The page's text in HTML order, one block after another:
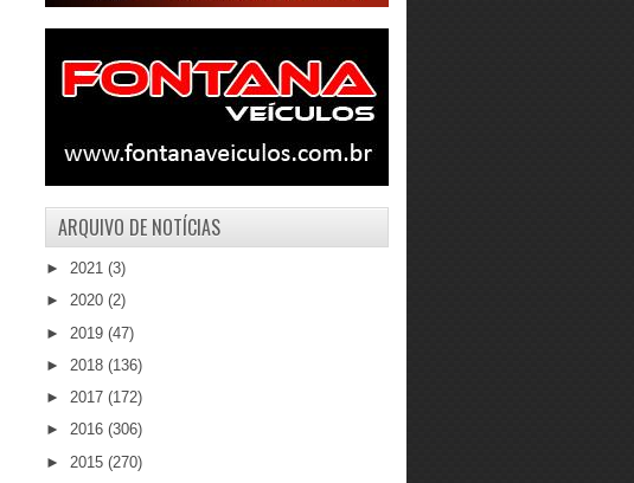
ARQUIVO DE NOTÍCIAS
► 2021 (3)
► 2020 (2)
► 2019 (47)
► 2018 (136)
► 2017 (172)
► 2016 (306)
► 2015 (270)